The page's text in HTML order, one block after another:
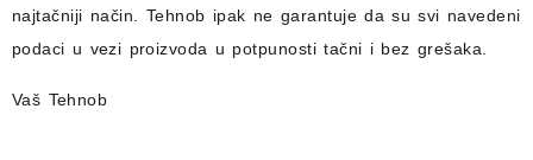
najtačniji način. Tehnob ipak ne garantuje da su svi navedeni
podaci u vezi proizvoda u potpunosti tačni i bez grešaka.
Vaš Tehnob